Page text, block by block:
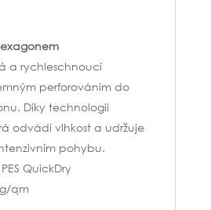
a rychleschnoucí
perforováním do
Díky technologii
odvádí vlhkost a udržuje
pohybu.
QuickDry
qm